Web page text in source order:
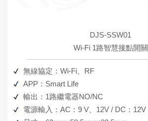
DJS-SSW01
Wi-Fi 1路智慧接點開關
無線協定：Wi-Fi、RF
APP：Smart Life
輸出：1路繼電器NO/NC
電源輸入：AC：9 V、12V / DC：12V